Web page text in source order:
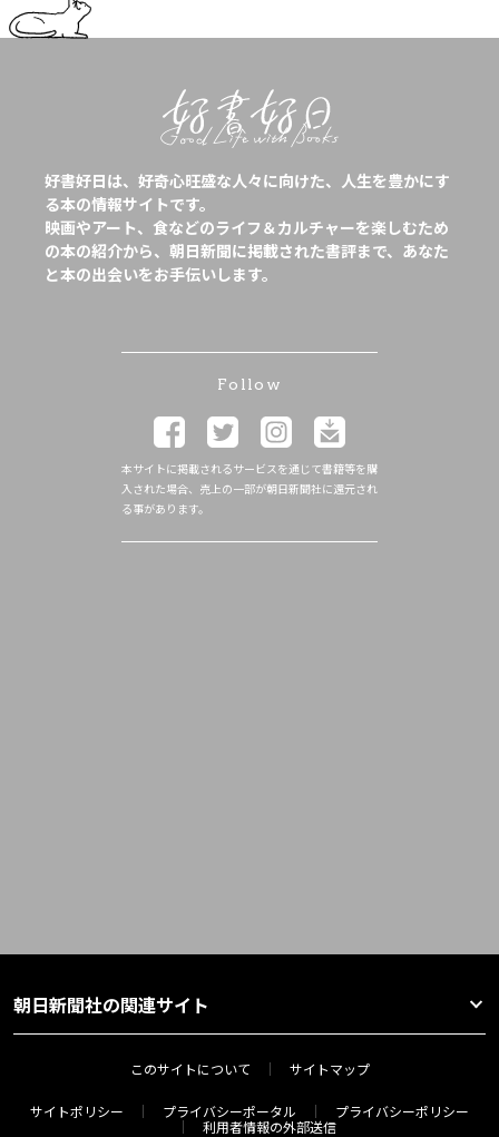
好書好日は、好奇心旺盛な人々に向けた、人生を豊かにす
る本の情報サイトです。
映画やアート、食などのライフ＆カルチャーを楽しむため
の本の紹介から、朝日新聞に掲載された書評まで、あなた
と本の出会いをお手伝いします。
Follow
本サイトに掲載されるサービスを通じて書籍等を購
入された場合、売上の一部が朝日新聞社に還元され
る事があります。
朝日新聞社の関連サイト
このサイトについて サイトマップ
サイトポリシー プライバシーポータル
プライバシーポリシー
利用者情報の外部送信